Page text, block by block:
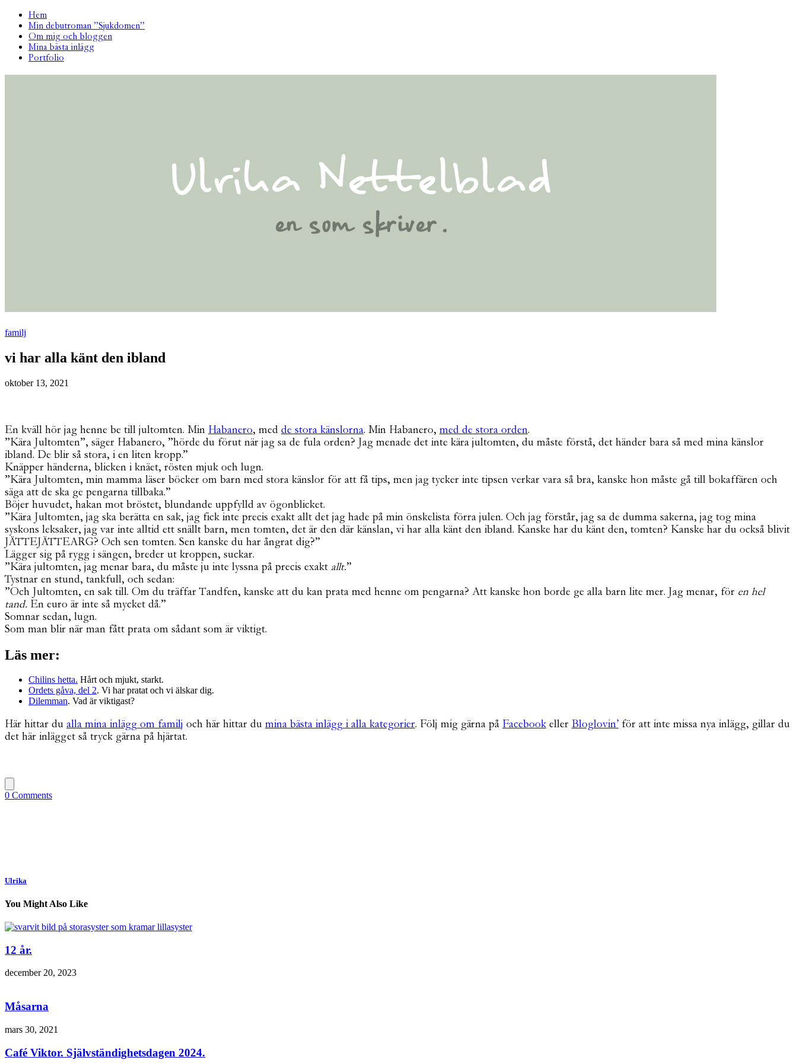
Hem
Min debutroman ”Sjukdomen”
Om mig och bloggen
Mina bästa inlägg
Portfolio
familj
vi har alla känt den ibland
oktober 13, 2021
En kväll hör jag henne be till jultomten. Min Habanero, med de stora känslorna. Min Habanero, med de stora orden.
”Kära Jultomten”, säger Habanero, ”hörde du förut när jag sa de fula orden? Jag menade det inte kära jultomten, du måste förstå, det händer bara så med mina känslor
ibland. De blir så stora, i en liten kropp.”
Knäpper händerna, blicken i knäet, rösten mjuk och lugn.
”Kära Jultomten, min mamma läser böcker om barn med stora känslor för att få tips, men jag tycker inte tipsen verkar vara så bra, kanske hon måste gå till bokaffären och
säga att de ska ge pengarna tillbaka.”
Böjer huvudet, hakan mot bröstet, blundande uppfylld av ögonblicket.
”Kära Jultomten, jag ska berätta en sak, jag fick inte precis exakt allt det jag hade på min önskelista förra julen. Och jag förstår, jag sa de dumma sakerna, jag tog mina
syskons leksaker, jag var inte alltid ett snällt barn, men tomten, det är den där känslan, vi har alla känt den ibland. Kanske har du känt den, tomten? Kanske har du också blivit
JÄTTEJÄTTEARG? Och sen tomten. Sen kanske du har ångrat dig?”
Lägger sig på rygg i sängen, breder ut kroppen, suckar.
”Kära jultomten, jag menar bara, du måste ju inte lyssna på precis exakt allt.”
Tystnar en stund, tankfull, och sedan:
”Och Jultomten, en sak till. Om du träffar Tandfen, kanske att du kan prata med henne om pengarna? Att kanske hon borde ge alla barn lite mer. Jag menar, för en hel
tand. En euro är inte så mycket då.”
Somnar sedan, lugn.
Som man blir när man fått prata om sådant som är viktigt.
Läs mer:
Chilins hetta. Hårt och mjukt, starkt.
Ordets gåva, del 2. Vi har pratat och vi älskar dig.
Dilemman. Vad är viktigast?
Här hittar du alla mina inlägg om familj och här hittar du mina bästa inlägg i alla kategorier. Följ mig gärna på Facebook eller Bloglovin’ för att inte missa nya inlägg, gillar du
det här inlägget så tryck gärna på hjärtat.
0 Comments
Ulrika
You Might Also Like
12 år.
december 20, 2023
Måsarna
mars 30, 2021
Café Viktor. Självständighetsdagen 2024.